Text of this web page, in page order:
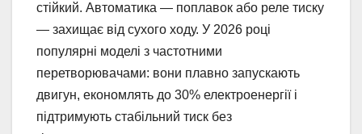
стійкий. Автоматика — поплавок або реле тиску
— захищає від сухого ходу. У 2026 році
популярні моделі з частотними
перетворювачами: вони плавно запускають
двигун, економлять до 30% електроенергії і
підтримують стабільний тиск без